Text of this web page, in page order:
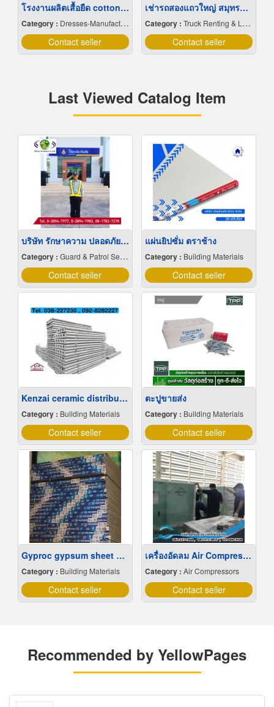
โรงงานผลิตเสื้อยืด cotton 100
Category : Dresses-Manufacturers
Contact seller
เช่ารถสองแถวใหญ่ สมุทรปราการ
Category : Truck Renting & Leasing
Contact seller
Last Viewed Catalog Item
บริษัท รักษาความ ปลอดภัย ระยอง
Category : Guard & Patrol Service Companies
Contact seller
แผ่นยิปซั่ม ตราช้าง
Category : Building Materials
Contact seller
Kenzai ceramic distributor
Category : Building Materials
Contact seller
ตะปูขายส่ง
Category : Building Materials
Contact seller
Gyproc gypsum sheet wholesale price
Category : Building Materials
Contact seller
เครื่องอัดลม Air Compressor
Category : Air Compressors
Contact seller
Recommended by YellowPages